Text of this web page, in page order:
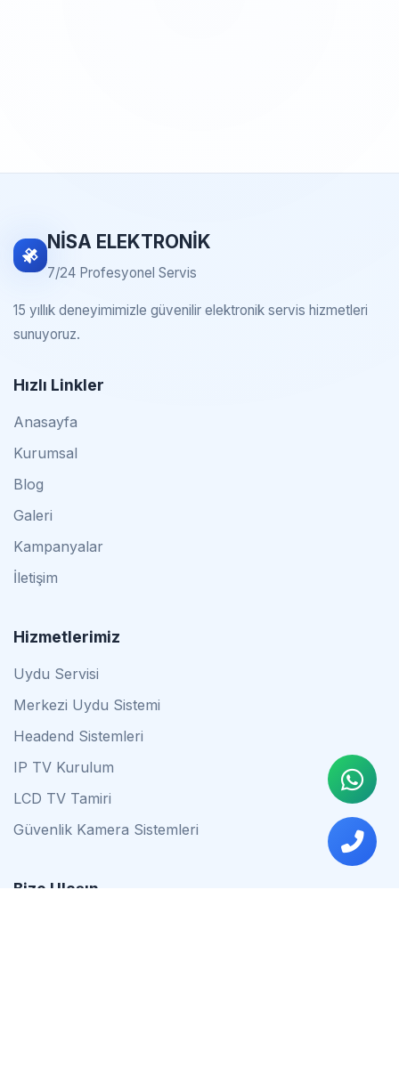
NİSA ELEKTRONİK
7/24 Profesyonel Servis
15 yıllık deneyimimizle güvenilir elektronik servis hizmetleri
sunuyoruz.
Hızlı Linkler
Anasayfa
Kurumsal
Blog
Galeri
Kampanyalar
İletişim
Hizmetlerimiz
Uydu Servisi
Merkezi Uydu Sistemi
Headend Sistemleri
IP TV Kurulum
LCD TV Tamiri
Güvenlik Kamera Sistemleri
Bize Ulaşın